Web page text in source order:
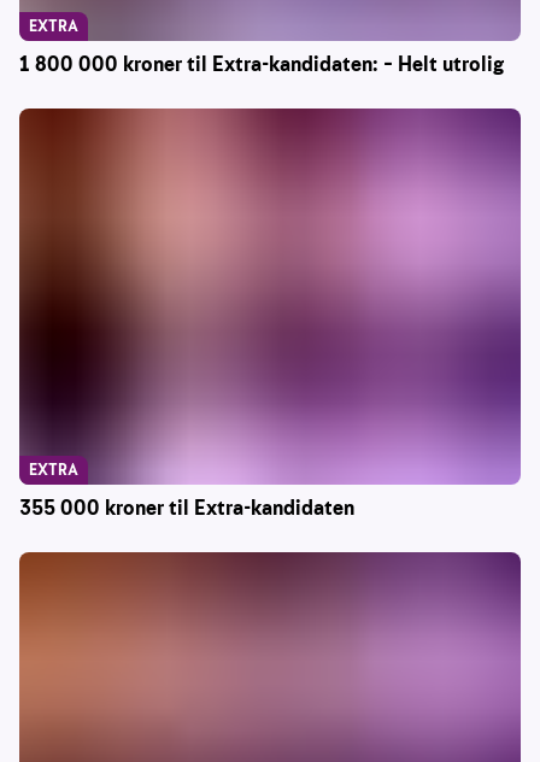
1 800 000 kroner til Extra-kandidaten: – Helt utrolig
EXTRA
355 000 kroner til Extra-kandidaten
EXTRA